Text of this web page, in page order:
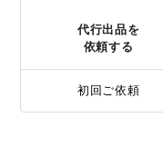
代行出品を
依頼する
初回ご依頼